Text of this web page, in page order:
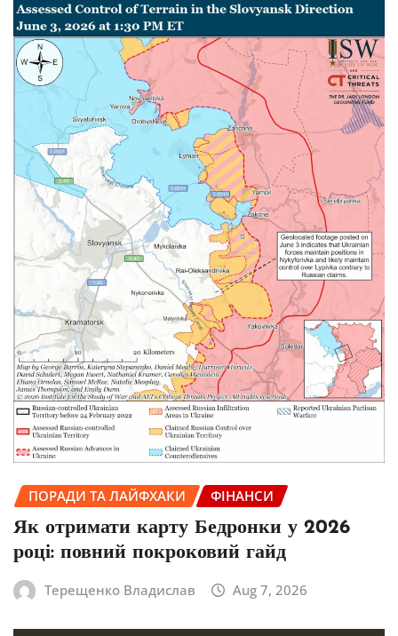
ПОРАДИ ТА ЛАЙФХАКИ ФІНАНСИ
Як отримати карту Бедронки у 2026
році: повний покроковий гайд
Терещенко Владислав Aug 7, 2026